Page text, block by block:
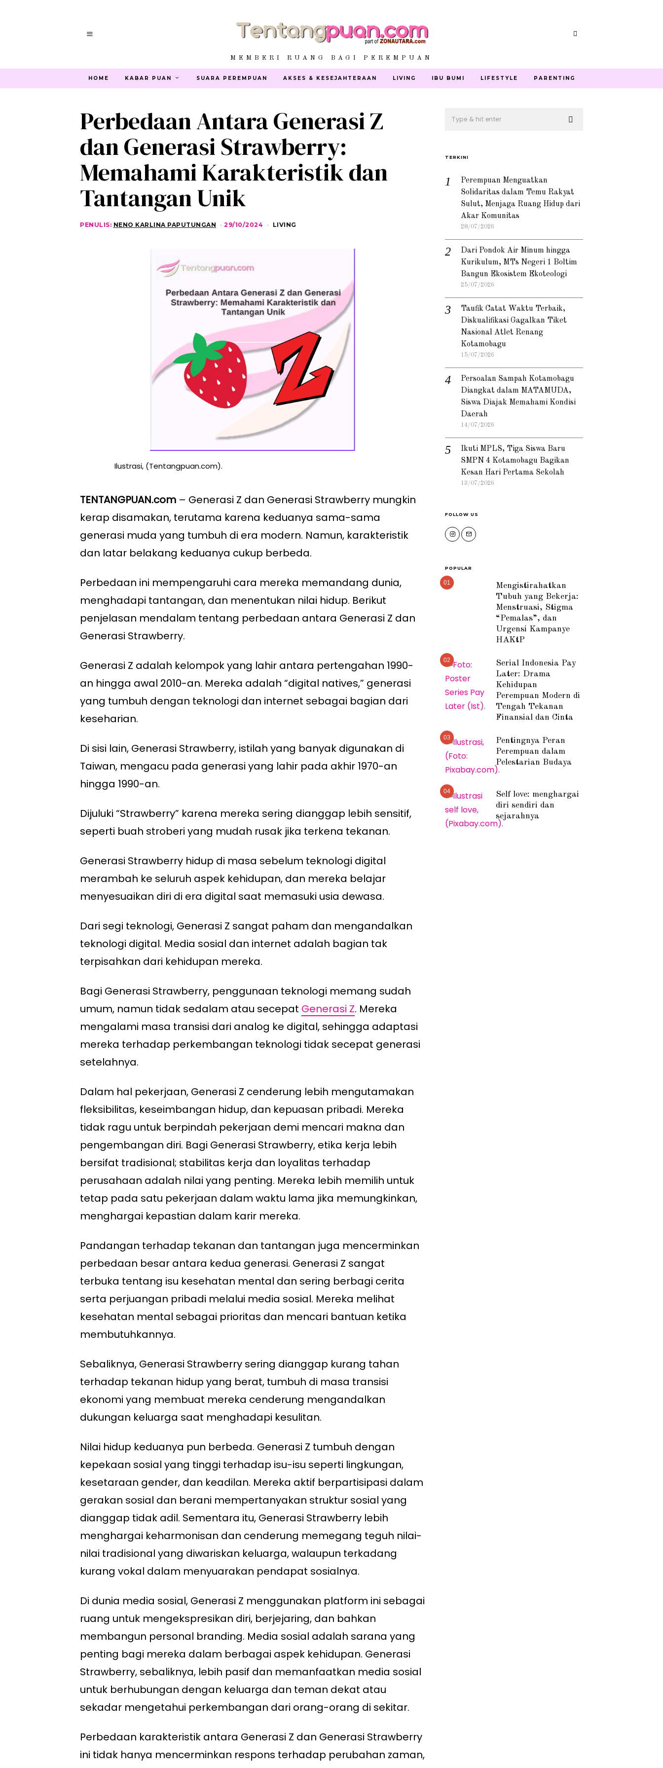
MEMBERI RUANG BAGI PEREMPUAN
HOME KABAR PUAN SUARA PEREMPUAN AKSES & KESEJAHTERAAN LIVING IBU BUMI LIFESTYLE PARENTING
Perbedaan Antara Generasi Z
dan Generasi Strawberry:
Memahami Karakteristik dan
Tantangan Unik
PENULIS: NENO KARLINA PAPUTUNGAN 29/10/2024
4
LIVING
Ilustrasi, (Tentangpuan.com).
TENTANGPUAN.com – Generasi Z dan Generasi Strawberry mungkin
kerap disamakan, terutama karena keduanya sama-sama
generasi muda yang tumbuh di era modern. Namun, karakteristik
dan latar belakang keduanya cukup berbeda.
Perbedaan ini mempengaruhi cara mereka memandang dunia,
menghadapi tantangan, dan menentukan nilai hidup. Berikut
penjelasan mendalam tentang perbedaan antara Generasi Z dan
Generasi Strawberry.
Generasi Z adalah kelompok yang lahir antara pertengahan 1990-
an hingga awal 2010-an. Mereka adalah “digital natives,” generasi
yang tumbuh dengan teknologi dan internet sebagai bagian dari
keseharian.
Di sisi lain, Generasi Strawberry, istilah yang banyak digunakan di
Taiwan, mengacu pada generasi yang lahir pada akhir 1970-an
hingga 1990-an.
Dijuluki “Strawberry” karena mereka sering dianggap lebih sensitif,
seperti buah stroberi yang mudah rusak jika terkena tekanan.
Generasi Strawberry hidup di masa sebelum teknologi digital
merambah ke seluruh aspek kehidupan, dan mereka belajar
menyesuaikan diri di era digital saat memasuki usia dewasa.
Dari segi teknologi, Generasi Z sangat paham dan mengandalkan
teknologi digital. Media sosial dan internet adalah bagian tak
terpisahkan dari kehidupan mereka.
Bagi Generasi Strawberry, penggunaan teknologi memang sudah
umum, namun tidak sedalam atau secepat Generasi Z. Mereka
mengalami masa transisi dari analog ke digital, sehingga adaptasi
mereka terhadap perkembangan teknologi tidak secepat generasi
setelahnya.
Dalam hal pekerjaan, Generasi Z cenderung lebih mengutamakan
fleksibilitas, keseimbangan hidup, dan kepuasan pribadi. Mereka
tidak ragu untuk berpindah pekerjaan demi mencari makna dan
pengembangan diri. Bagi Generasi Strawberry, etika kerja lebih
bersifat tradisional; stabilitas kerja dan loyalitas terhadap
perusahaan adalah nilai yang penting. Mereka lebih memilih untuk
tetap pada satu pekerjaan dalam waktu lama jika memungkinkan,
menghargai kepastian dalam karir mereka.
Pandangan terhadap tekanan dan tantangan juga mencerminkan
perbedaan besar antara kedua generasi. Generasi Z sangat
terbuka tentang isu kesehatan mental dan sering berbagi cerita
serta perjuangan pribadi melalui media sosial. Mereka melihat
kesehatan mental sebagai prioritas dan mencari bantuan ketika
membutuhkannya.
Sebaliknya, Generasi Strawberry sering dianggap kurang tahan
terhadap tekanan hidup yang berat, tumbuh di masa transisi
ekonomi yang membuat mereka cenderung mengandalkan
dukungan keluarga saat menghadapi kesulitan.
Nilai hidup keduanya pun berbeda. Generasi Z tumbuh dengan
kepekaan sosial yang tinggi terhadap isu-isu seperti lingkungan,
kesetaraan gender, dan keadilan. Mereka aktif berpartisipasi dalam
gerakan sosial dan berani mempertanyakan struktur sosial yang
dianggap tidak adil. Sementara itu, Generasi Strawberry lebih
menghargai keharmonisan dan cenderung memegang teguh nilai-
nilai tradisional yang diwariskan keluarga, walaupun terkadang
kurang vokal dalam menyuarakan pendapat sosialnya.
Di dunia media sosial, Generasi Z menggunakan platform ini sebagai
ruang untuk mengekspresikan diri, berjejaring, dan bahkan
membangun personal branding. Media sosial adalah sarana yang
penting bagi mereka dalam berbagai aspek kehidupan. Generasi
Strawberry, sebaliknya, lebih pasif dan memanfaatkan media sosial
untuk berhubungan dengan keluarga dan teman dekat atau
sekadar mengetahui perkembangan dari orang-orang di sekitar.
Perbedaan karakteristik antara Generasi Z dan Generasi Strawberry
ini tidak hanya mencerminkan respons terhadap perubahan zaman,
TERKINI
Perempuan Menguatkan
Solidaritas dalam Temu Rakyat
Sulut, Menjaga Ruang Hidup dari
Akar Komunitas
28/07/2026
Dari Pondok Air Minum hingga
Kurikulum, MTs Negeri 1 Boltim
Bangun Ekosistem Ekoteologi
25/07/2026
Taufik Catat Waktu Terbaik,
Diskualifikasi Gagalkan Tiket
Nasional Atlet Renang
Kotamobagu
15/07/2026
Persoalan Sampah Kotamobagu
Diangkat dalam MATAMUDA,
Siswa Diajak Memahami Kondisi
Daerah
14/07/2026
Ikuti MPLS, Tiga Siswa Baru
SMPN 4 Kotamobagu Bagikan
Kesan Hari Pertama Sekolah
13/07/2026
FOLLOW US
POPULAR
01
Mengistirahatkan
Tubuh yang Bekerja:
Menstruasi, Stigma
“Pemalas”, dan
Urgensi Kampanye
HAKtP
02
Serial Indonesia Pay
Later: Drama
Kehidupan
Perempuan Modern di
Tengah Tekanan
Finansial dan Cinta
03
Pentingnya Peran
Perempuan dalam
Pelestarian Budaya
04
Self love: menghargai
diri sendiri dan
sejarahnya